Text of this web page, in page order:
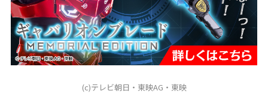
(c)テレビ朝日・東映AG・東映